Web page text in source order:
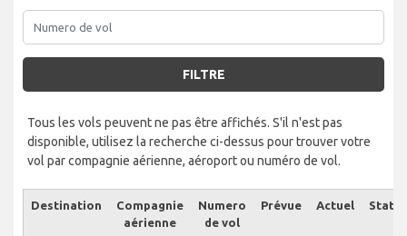
FILTRE
Tous les vols peuvent ne pas être affichés. S'il n'est pas
disponible, utilisez la recherche ci-dessus pour trouver votre
vol par compagnie aérienne, aéroport ou numéro de vol.
Destination
Compagnie
aérienne
Numero
de vol
Prévue Actuel Statut